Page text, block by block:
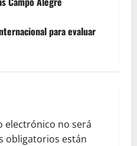
para evaluar
electrónico no será
obligatorios están